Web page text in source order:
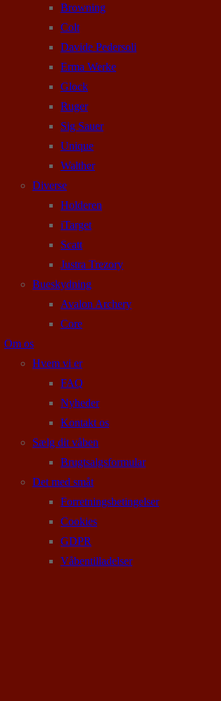
Browning
Colt
Davide Pedersoli
Erma Werke
Glock
Ruger
Sig Sauer
Unique
Walther
Diverse
Holderen
iTarget
Scatt
Justra Trezory
Bueskydning
Avalon Archery
Core
Om os
Hvem vi er
FAQ
Nyheder
Kontakt os
Sælg dit våben
Brugtsalgsformular
Det med småt
Forretningsbetingelser
Cookies
GDPR
Våbentilladelser